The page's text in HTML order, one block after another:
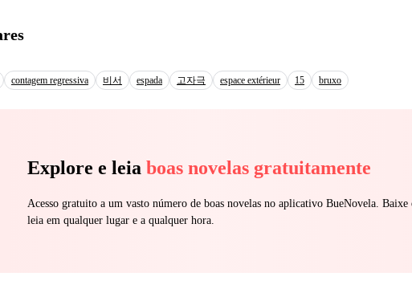
únicamente como "la esposa de Ethan Callahan". Lo que nadie imagina es que las mejores ideas
que demostrar quién es sin el apellido Callahan. Pero en una industria donde la fama es efímera y las
contagem regressiva 비서 espada 고자극 espace extérieur 15 bruxo
Explore e leia boas novelas gratuitamente
Acesso gratuito a um vasto número de boas novelas no aplicativo BueNovela.
leia em qualquer lugar e a qualquer hora.